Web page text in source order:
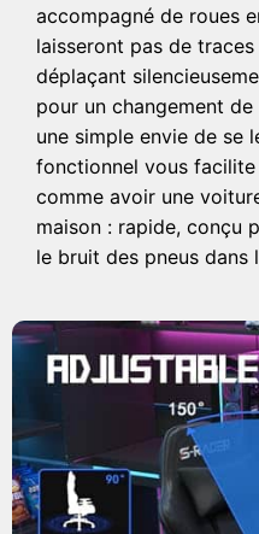
accompagné de roues
laisseront pas de
déplaçant
pour un changement
une simple envie de se
fonctionnel vous facilite
comme avoir une
maison : rapide, conçu
le bruit des pneus dans